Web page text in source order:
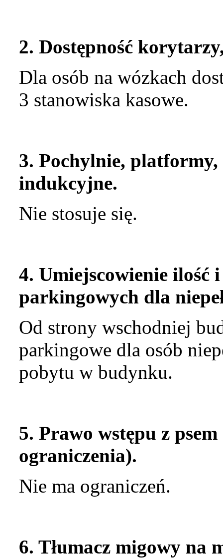
2. Dostępność
Dla osób na wózkach
3 stanowiska kasowe.
3. Pochylnie, platformy,
indukcyjne.
Nie stosuje się.
4. Umiejscowienie ilość
parkingowych dla
Od strony wschodniej
parkingowe dla osób
pobytu w budynku.
5. Prawo wstępu z
ograniczenia).
Nie ma ograniczeń.
6. Tłumacz migowy na